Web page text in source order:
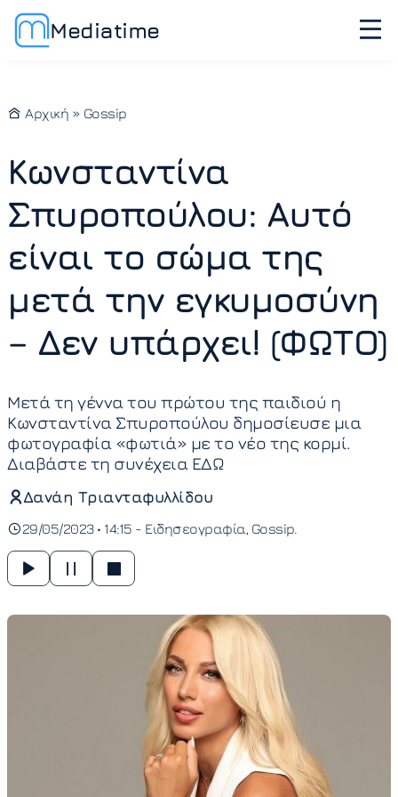
Mediatime
Αρχική » Gossip
Κωνσταντίνα
Σπυροπούλου: Αυτό
είναι το σώμα της
μετά την εγκυμοσύνη
– Δεν υπάρχει! (ΦΩΤΟ)
Μετά τη γέννα του πρώτου της παιδιού η
Κωνσταντίνα Σπυροπούλου δημοσίευσε μια
φωτογραφία «φωτιά» με το νέο της κορμί.
Διαβάστε τη συνέχεια ΕΔΩ
Δανάη Τριανταφυλλίδου
29/05/2023 • 14:15 - Ειδησεογραφία Gossip